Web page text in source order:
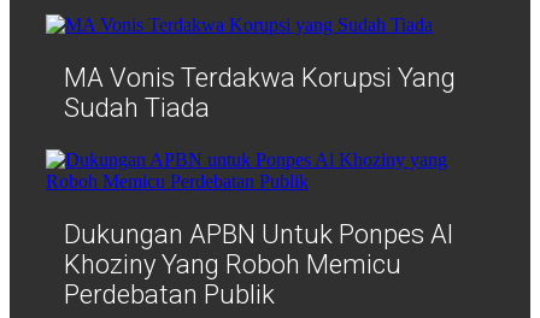
MA Vonis Terdakwa Korupsi Yang
Sudah Tiada
Dukungan APBN Untuk Ponpes Al
Khoziny Yang Roboh Memicu
Perdebatan Publik